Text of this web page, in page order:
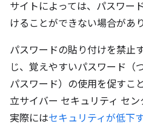
サイトによっては、パスワー
けることができない場合があり
パスワードの貼り付けを禁止
じ、覚えやすいパスワード（
パスワード）の使用を促すこ
立サイバー セキュリティ セン
実際にはセキュリティが低下